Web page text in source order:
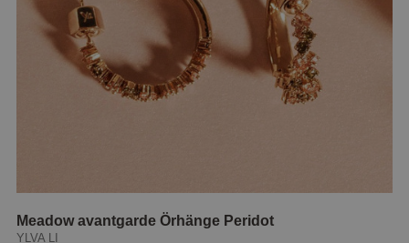
Meadow avantgarde Örhänge Peridot
YLVA LI